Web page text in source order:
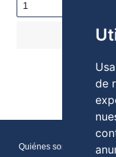
de
Quiénes somos